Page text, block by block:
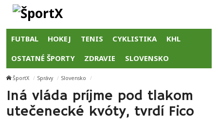
FUTBAL HOKEJ TENIS CYKLISTIKA KHL
OSTATNÉ ŠPORTY ZDRAVIE SLOVENSKO
ŠportX Správy Slovensko
Iná vláda príjme pod tlakom
utečenecké kvóty, tvrdí Fico